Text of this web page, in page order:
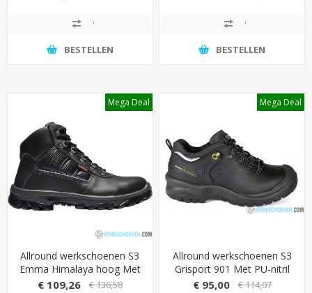
BESTELLEN
technologie (ESD)
BESTELLEN
Mega Deal
Allround werkschoenen S3
Emma Himalaya hoog Met
uitstekende grip (volledig
€ 109,26 € 136,58
Mega Deal
Allround werkschoenen S3
Grisport 901 Met PU-nitril
loopzool (slijtvast &
€ 95,00 € 114,07